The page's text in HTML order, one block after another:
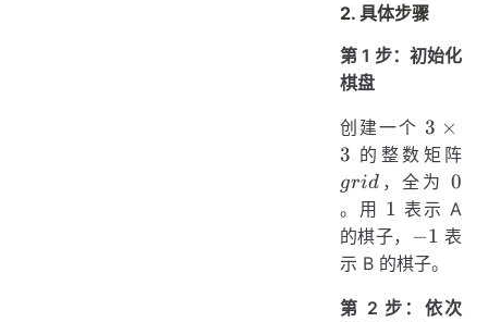
2. 具体步骤
第 1 步：初始化
棋盘
创建一个3
\times
3
3 ×
3 的整数矩阵
grid ，全为 0
0
。用 1
1 表示 A
的棋子， -1
−1 表
示 B 的棋子。
第 2 步：依次